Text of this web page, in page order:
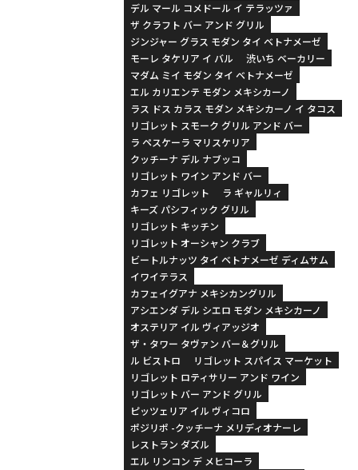
デル マール コメドール イ テラッツァ
ザ クラフト バー アンド グリル
ジンジャー グラス モダン タイ ベトナメーゼ
モーレ タケリア イ バル
渋いち ベーカリー
マダム ミイ モダン タイ ベトナメーゼ
エル カリエンテ モダン メキシカーノ
ラス ドス カラス モダン メキシカーノ イ タコス
リゴレット スモーク グリル アンド バー
ラ ペスケーラ マリスケリア
クッチーナ デル ナブッコ
リゴレット ワイン アンド バー
カフェ リゴレット
ラ ギャルリィ
キーズ パシフィック グリル
リゴレット キッチン
リゴレット オーシャン クラブ
ビートルナッツ タイ ベトナメーゼ ディムサム
イワイテラス
カフェイグアナ メキシカングリル
アシエンダ デル シエロ モダン メキシカーノ
オステリア イル ヴィアッジオ
ザ・タワー タヴァン バー＆グリル
ル ビストロ
リゴレット スパイス マーケット
リゴレット ロティサリー アンド ワイン
リゴレット バー アンド グリル
ピッツェリア イル ヴィコロ
ポジリポ -クッチーナ メリディオナーレ
レストラン ダズル
エル リンコン デ メヒコーラ